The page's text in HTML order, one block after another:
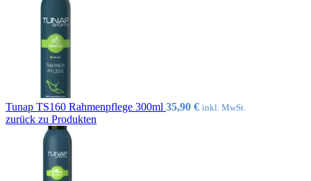
Tunap TS160 Rahmenpflege 300ml 35,90 € inkl. MwSt.
zurück zu Produkten